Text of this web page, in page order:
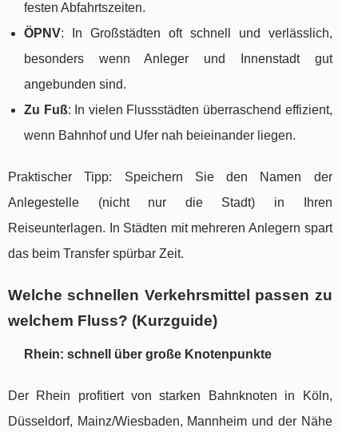
festen Abfahrtszeiten.
ÖPNV: In Großstädten oft schnell und verlässlich,
besonders wenn Anleger und Innenstadt gut
angebunden sind.
Zu Fuß: In vielen Flussstädten überraschend effizient,
wenn Bahnhof und Ufer nah beieinander liegen.
Praktischer Tipp: Speichern Sie den Namen der
Anlegestelle (nicht nur die Stadt) in Ihren
Reiseunterlagen. In Städten mit mehreren Anlegern spart
das beim Transfer spürbar Zeit.
Welche schnellen Verkehrsmittel passen zu
welchem Fluss? (Kurzguide)
Rhein: schnell über große Knotenpunkte
Der Rhein profitiert von starken Bahnknoten in Köln,
Düsseldorf, Mainz/Wiesbaden, Mannheim und der Nähe